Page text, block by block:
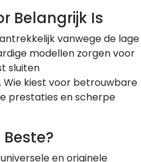
Belangrijk Is
vanwege de lage
modellen zorgen voor
sluiten
kiest voor betrouwbare
prestaties en scherpe
en originele